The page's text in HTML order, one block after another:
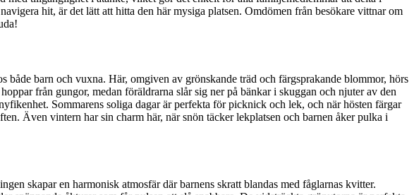
hit, är det lätt att hitta den här mysiga platsen. Omdömen från besökare vittnar om
barn och vuxna. Här, omgiven av grönskande träd och färgsprakande blommor, hörs
från gungor, medan föräldrarna slår sig ner på bänkar i skuggan och njuter av den
Sommarens soliga dagar är perfekta för picknick och lek, och när hösten färgar
Även vintern har sin charm här, när snön täcker lekplatsen och barnen åker pulka i
skapar en harmonisk atmosfär där barnens skratt blandas med fåglarnas kvitter.